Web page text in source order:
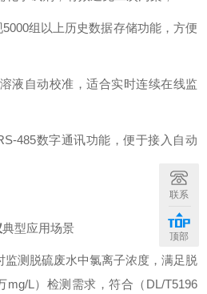
组以上历史数据存储功能，方便
液自动校准，适合实时连续在线监
485数字通讯功能，便于接入自动
典型应用场景
监测脱硫废水中氯离子浓度，满足脱
mg/L）检测需求，符合（DL/T5196
联系
顶部